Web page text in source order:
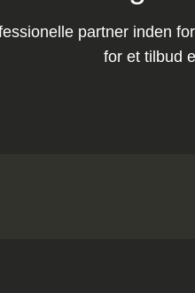
partner inden
for et tilbud